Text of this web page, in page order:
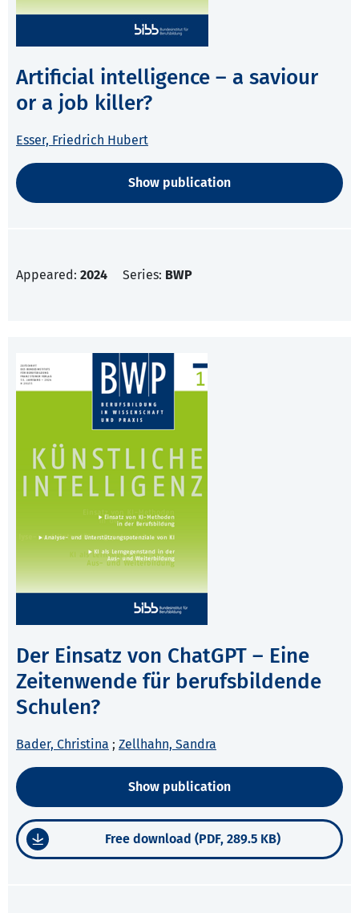
Artificial intelligence – a saviour
or a job killer?
Esser, Friedrich Hubert
Show publication
Appeared: 2024 Series: BWP
Der Einsatz von ChatGPT – Eine
Zeitenwende für berufsbildende
Schulen?
Bader, Christina ; Zellhahn, Sandra
Show publication
Free download (PDF, 289.5 KB)